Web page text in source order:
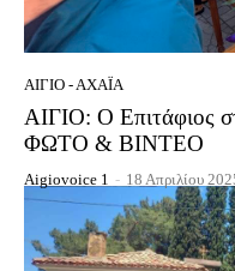
ΑΊΓΙΟ - ΑΧΑΪ́Α
ΑΙΓΙΟ: Ο Επιτάφιος
ΦΩΤΟ & ΒΙΝΤΕΟ
Aigiovoice 1 - 18 Απριλίου